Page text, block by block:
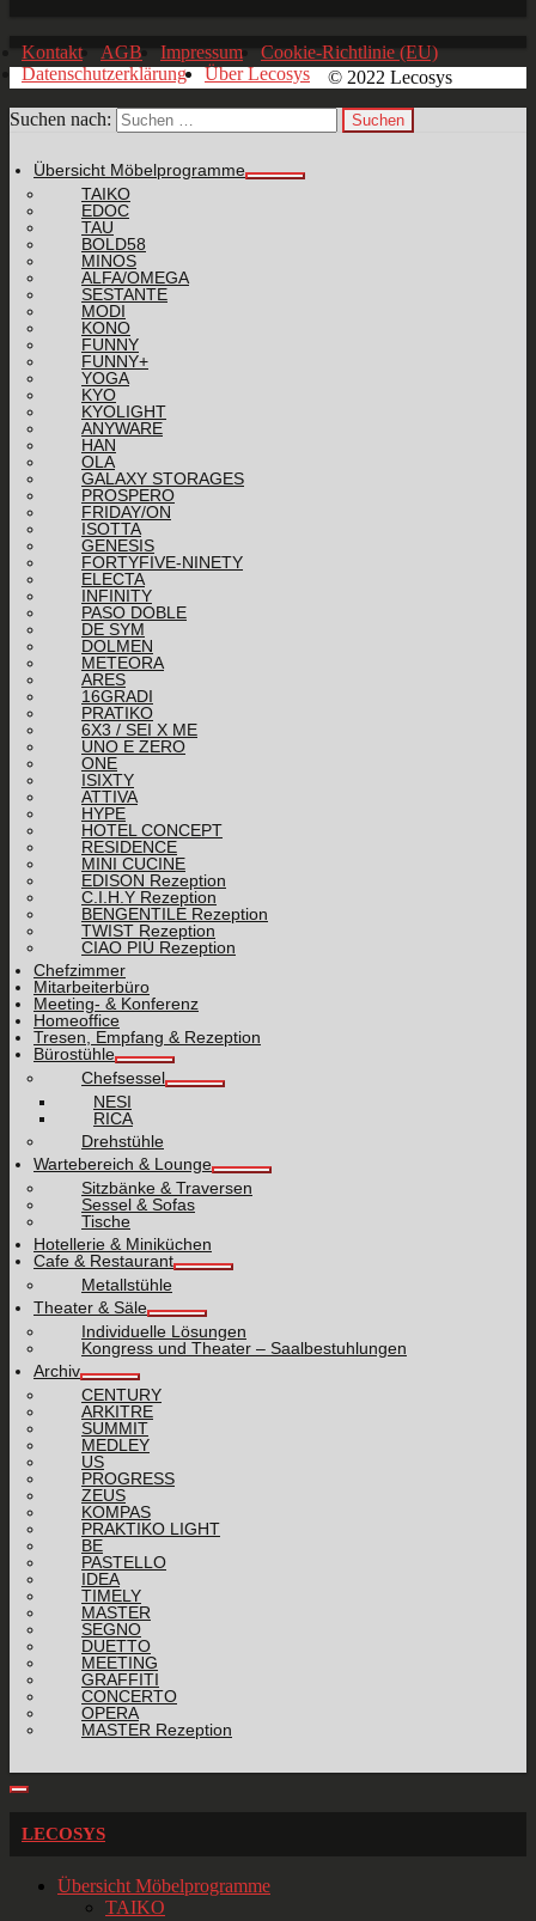
Kontakt AGB Impressum
Cookie-Richtlinie (EU)
Datenschutzerklärung
Über Lecosys © 2022 Lecosys
Suchen nach:
Übersicht Möbelprogramme
TAIKO
EDOC
TAU
BOLD58
MINOS
ALFA/OMEGA
SESTANTE
MODI
KONO
FUNNY
FUNNY+
YOGA
KYO
KYOLIGHT
ANYWARE
HAN
OLA
GALAXY STORAGES
PROSPERO
FRIDAY/ON
ISOTTA
GENESIS
FORTYFIVE-NINETY
ELECTA
INFINITY
PASO DOBLE
DE SYM
DOLMEN
METEORA
ARES
16GRADI
PRATIKO
6X3 / SEI X ME
UNO E ZERO
ONE
ISIXTY
ATTIVA
HYPE
HOTEL CONCEPT
RESIDENCE
MINI CUCINE
EDISON Rezeption
C.I.H.Y Rezeption
BENGENTILE Rezeption
TWIST Rezeption
CIAO PIÙ Rezeption
Chefzimmer
Mitarbeiterbüro
Meeting- & Konferenz
Homeoffice
Tresen, Empfang & Rezeption
Bürostühle
Chefsessel
NESI
RICA
Drehstühle
Wartebereich & Lounge
Sitzbänke & Traversen
Sessel & Sofas
Tische
Hotellerie & Miniküchen
Cafe & Restaurant
Metallstühle
Theater & Säle
Individuelle Lösungen
Kongress und Theater – Saalbestuhlungen
Archiv
CENTURY
ARKITRE
SUMMIT
MEDLEY
US
PROGRESS
ZEUS
KOMPAS
PRAKTIKO LIGHT
BE
PASTELLO
IDEA
TIMELY
MASTER
SEGNO
DUETTO
MEETING
GRAFFITI
CONCERTO
OPERA
MASTER Rezeption
LECOSYS
Übersicht Möbelprogramme
TAIKO